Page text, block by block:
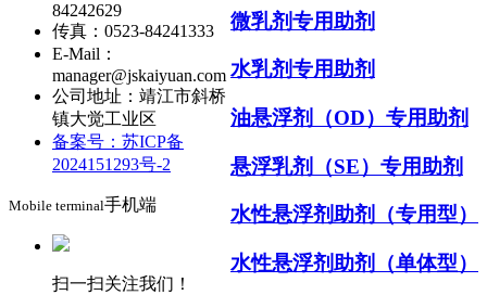
微乳剂专用助剂
水乳剂专用助剂
油悬浮剂（OD）专用助剂
悬浮乳剂（SE）专用助剂
水性悬浮剂助剂（专用型）
水性悬浮剂助剂（单体型）
84242629
传真：0523-84241333
E-Mail：
manager@jskaiyuan.com
公司地址：靖江市斜桥
镇大觉工业区
备案号：苏ICP备
2024151293号-2
Mobile terminal手机端
扫一扫关注我们！